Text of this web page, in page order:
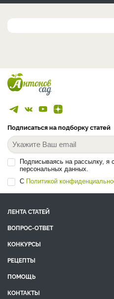
Подписаться на подборку статей
Подписываясь на рассылку, я
персональных данных.
С Политикой
ЛЕНТА СТАТЕЙ
ВОПРОС-ОТВЕТ
КОНКУРСЫ
РЕЦЕПТЫ
ПОМОЩЬ
КОНТАКТЫ